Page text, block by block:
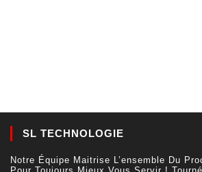
SL TECHNOLOGIE
Notre Équipe Maitrise L’ensemble Du